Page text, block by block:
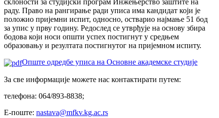
склоности за студијски програм Инжењерство заштите на
раду. Право на рангирање ради уписа има кандидат који је
положио пријемни испит, односно, остварио најмање 51 бод
за упис у прву годину. Редослед се утврђује на основу збира
бодова који носи општи успех постигнут у средњем
образовању и резултата постигнутог на пријемном испиту.
Опште одредбе уписа на Основне академске студије
За све информације можете нас контактирати путем:
телефона: 064/893-8838;
Е-поште: nastava@mfkv.kg.ac.rs